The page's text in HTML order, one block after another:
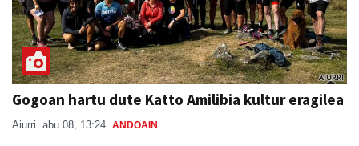
Gogoan hartu dute Katto Amilibia kultur eragilea
Aiurri abu 08, 13:24 ANDOAIN